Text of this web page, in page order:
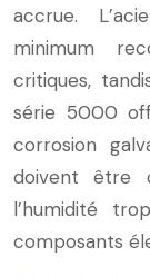
accrue.
minimum
critiques,
série 5000
corrosion
doivent être
l’humidité
composants